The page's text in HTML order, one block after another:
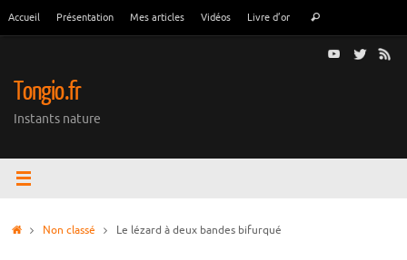
Accueil Présentation Mes articles Vidéos Livre d’or
:
Rechercher
Tongio.fr
Instants nature
AccueilNon classé Le lézard à deux bandes bifurqué